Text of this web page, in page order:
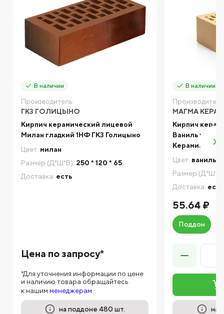
В наличии
Производитель:
ГКЗ ГОЛИЦЫНО
Кирпич керамический лицевой
Милан гладкий 1НФ ГКЗ Голицыно
Цвет: милан
Размер (Д*Ш*В): 250 * 120 * 65
Доставка: есть
Цена по запросу*
*Для уточнения информации по цене
и наличию товара обращайтесь
к нашим менеджерам
на поддоне 480 шт.
В наличии
МАГМА
Кирпич
Ваниль
Керамик
Цвет: ваниль
Размер
Доставка: есть
55.64 ₽
Поддон
на